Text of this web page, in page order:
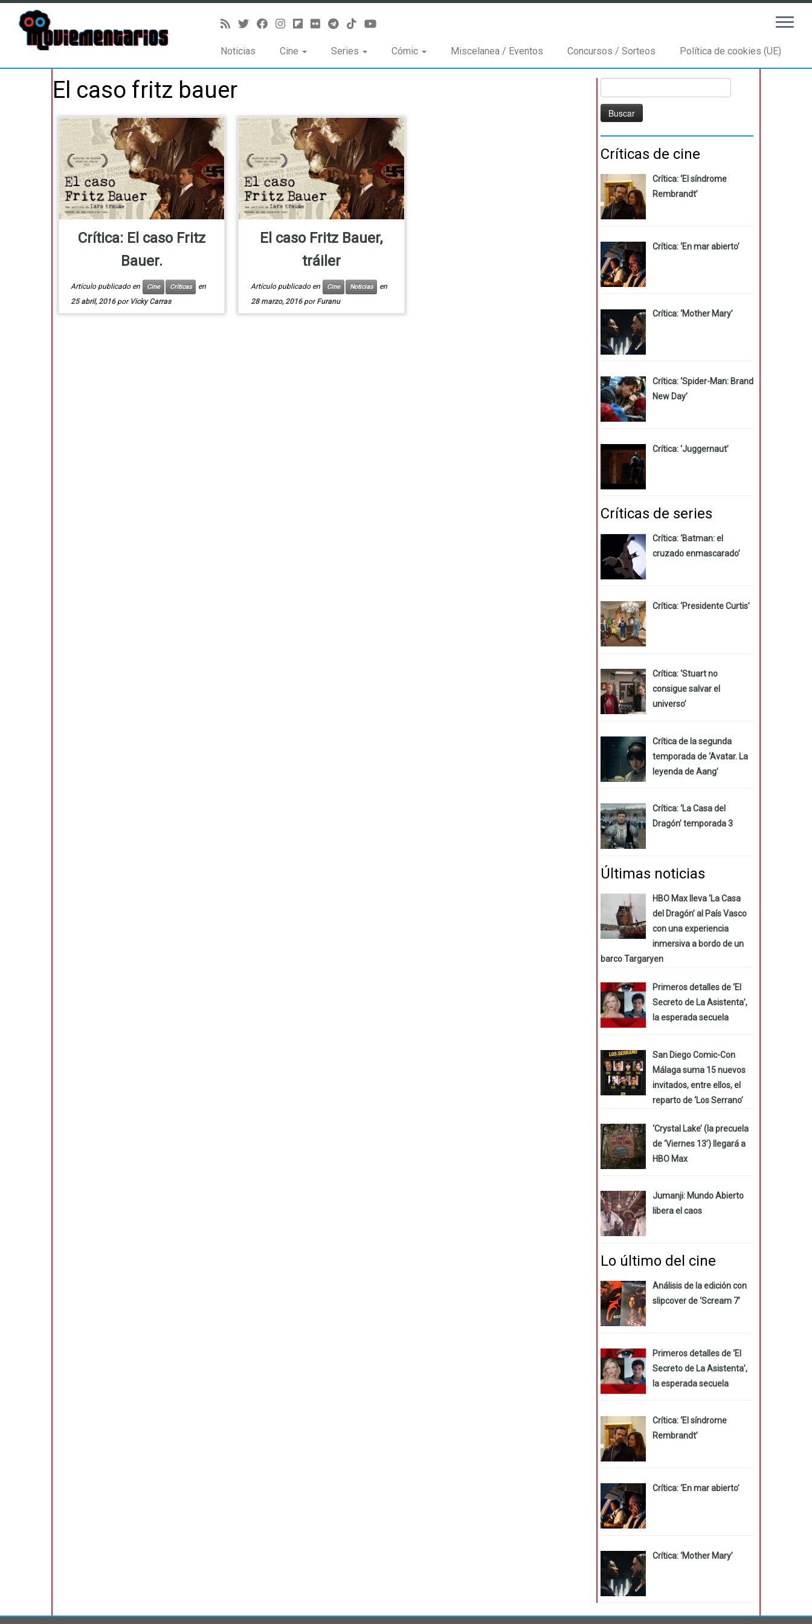
Noticias Cine Series Cómic Miscelanea / Eventos Concursos / Sorteos Política de cookies (UE)
El caso fritz bauer
Crítica: El caso Fritz
Bauer.
Artículo publicado en Cine Críticas
en
25 abril, 2016 por Vicky Carras
El caso Fritz Bauer,
tráiler
Artículo publicado en Cine Noticias
en
28 marzo, 2016 porFuranu
Críticas de cine
Crítica: ‘El síndrome
Rembrandt’
Crítica: ‘En mar abierto’
Crítica: ‘Mother Mary’
Crítica: ‘Spider-Man: Brand
New Day’
Crítica: ‘Juggernaut’
Críticas de series
Crítica: ‘Batman: el
cruzado enmascarado’
Crítica: ‘Presidente Curtis’
Crítica: ‘Stuart no
consigue salvar el
universo’
Crítica de la segunda
temporada de ‘Avatar. La
leyenda de Aang’
Crítica: ‘La Casa del
Dragón’ temporada 3
Últimas noticias
HBO Max lleva ‘La Casa
del Dragón’ al País Vasco
con una experiencia
inmersiva a bordo de un
barco Targaryen
Primeros detalles de ‘El
Secreto de La Asistenta’,
la esperada secuela
San Diego Comic-Con
Málaga suma 15 nuevos
invitados, entre ellos, el
reparto de ‘Los Serrano’
‘Crystal Lake’ (la precuela
de ‘Viernes 13’) llegará a
HBO Max
Jumanji: Mundo Abierto
libera el caos
Lo último del cine
Análisis de la edición con
slipcover de ‘Scream 7’
Primeros detalles de ‘El
Secreto de La Asistenta’,
la esperada secuela
Crítica: ‘El síndrome
Rembrandt’
Crítica: ‘En mar abierto’
Crítica: ‘Mother Mary’